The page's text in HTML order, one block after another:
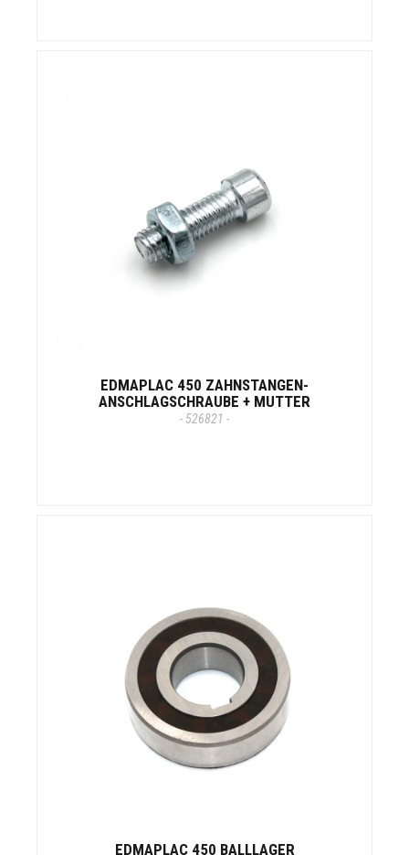
EDMAPLAC 450 ZAHNSTANGEN-
ANSCHLAGSCHRAUBE + MUTTER
- 526821 -
EDMAPLAC 450 BALLLAGER